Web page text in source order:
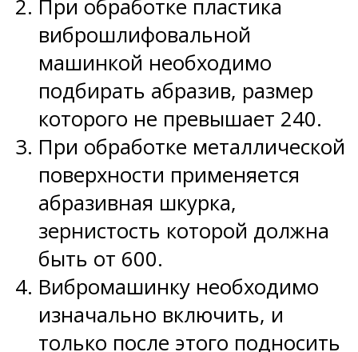
При обработке пластика
виброшлифовальной
машинкой необходимо
подбирать абразив, размер
которого не превышает 240.
При обработке металлической
поверхности применяется
абразивная шкурка,
зернистость которой должна
быть от 600.
Вибромашинку необходимо
изначально включить, и
только после этого подносить